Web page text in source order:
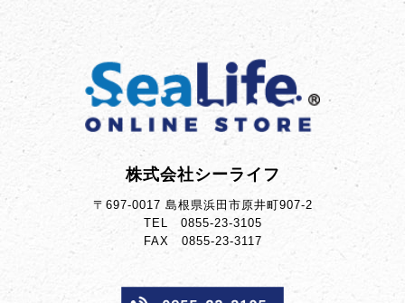
株式会社シーライフ
〒697-0017 島根県浜田市原井町907-2
TEL 0855-23-3105
FAX 0855-23-3117